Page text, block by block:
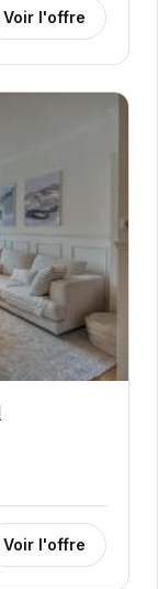
Voir l'offre
Voir l'offre